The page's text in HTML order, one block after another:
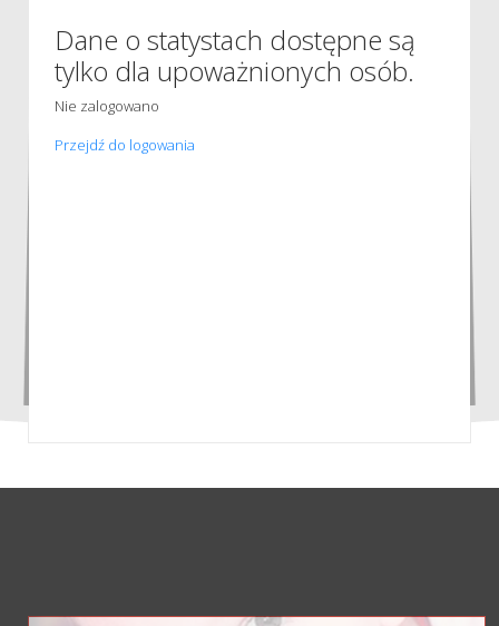
Dane o statystach dostępne są
tylko dla upoważnionych osób.
Nie zalogowano
Przejdź do logowania